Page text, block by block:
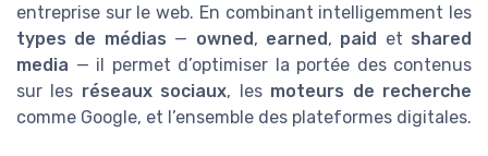
entreprise sur le web. En combinant intelligemment les
types de médias — owned, earned, paid et shared
media — il permet d’optimiser la portée des contenus
sur les réseaux sociaux, les moteurs de recherche
comme Google, et l’ensemble des plateformes digitales.